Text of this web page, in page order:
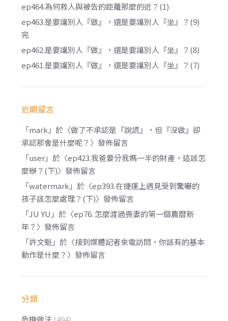
ep464.為何救人與被告的距離那麼的近？(1)
ep463.是要讓別人『做』，還是要讓別人『坐』？(9)
完
ep462.是要讓別人『做』，還是要讓別人『坐』？(8)
ep461.是要讓別人『做』，還是要讓別人『坐』？(7)
近期留言
「mark 」於〈做了不承認是『說謊』，但『沒做』卻
承認那會是什麼呢？ 〉發佈留言
「user」於〈ep423.我爸要分我媽一半的財產，這該怎
麼辦？(下)〉發佈留言
「watermark 」於〈ep393.在捷運上遇見受到驚嚇的
孩子該怎麼處理？(下)〉發佈留言
「JU YU 」於〈ep76. 怎麼渡過喪妻的第一個農曆新
年？ 〉發佈留言
「許文魁」於〈接到媒體記者來電訪問，你該有的基本
動作是什麼？ 〉發佈留言
分類